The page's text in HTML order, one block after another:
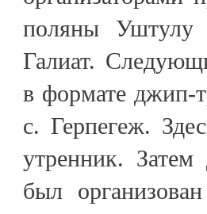
поляны Уштулу
Галиат.
в формате джип-
с. Герпегеж.
утренник. Затем
был